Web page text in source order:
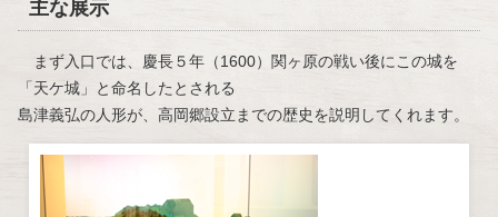
主な展示
まず入口では、慶長５年（1600）関ヶ原の戦い後にこの城を
「天ケ城」と命名したとされる
島津義弘の人形が、高岡郷設立までの歴史を説明してくれます。